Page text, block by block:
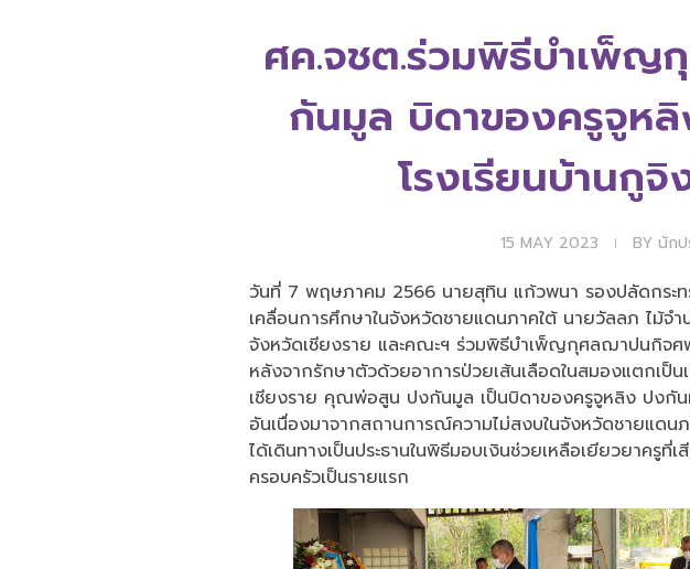
ศค.จชต.ร่วมพิธีบำเพ็
กันมูล บิดาของครูจูห
โรงเรียนบ้านกู
15 MAY 2023 BY นักป
วันที่ 7 พฤษภาคม 2566 นายสุทิน แก้วพนา รองปลัดกระ
เคลื่อนการศึกษาในจังหวัดชายแดนภาคใต้ นายวัลลภ ไม้
จังหวัดเชียงราย และคณะฯ ร่วมพิธีบำเพ็ญกุศลฌาปนกิ
หลังจากรักษาตัวด้วยอาการป่วยเส้นเลือดในสมองแตกเ
เชียงราย คุณพ่อสูน ปงกันมูล เป็นบิดาของครูจูหลิง ปงกัน
อันเนื่องมาจากสถานการณ์ความไม่สงบในจังหวัดชายแดน
ได้เดินทางเป็นประธานในพิธีมอบเงินช่วยเหลือเยียวยาครู
ครอบครัวเป็นรายแรก